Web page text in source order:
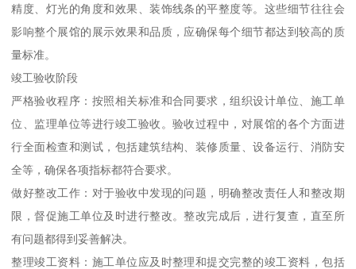
精度、灯光的角度和效果、装饰线条的平整度等。这些细节往往会
影响整个展馆的展示效果和品质，应确保每个细节都达到较高的质
量标准。
竣工验收阶段
严格验收程序：按照相关标准和合同要求，组织设计单位、施工单
位、监理单位等进行竣工验收。验收过程中，对展馆的各个方面进
行全面检查和测试，包括建筑结构、装修质量、设备运行、消防安
全等，确保各项指标都符合要求。
做好整改工作：对于验收中发现的问题，明确整改责任人和整改期
限，督促施工单位及时进行整改。整改完成后，进行复查，直至所
有问题都得到妥善解决。
整理竣工资料：施工单位应及时整理和提交完整的竣工资料，包括